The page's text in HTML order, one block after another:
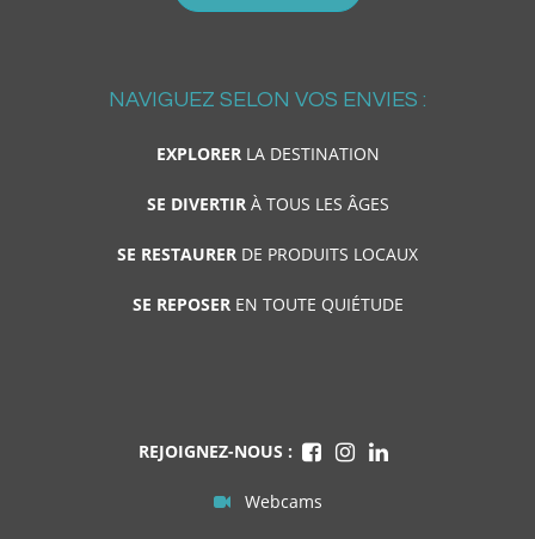
NAVIGUEZ SELON VOS ENVIES :
EXPLORERLA DESTINATION
SE DIVERTIRÀ TOUS LES ÂGES
SE RESTAURER DE PRODUITS LOCAUX
SE REPOSEREN TOUTE QUIÉTUDE
REJOIGNEZ-NOUS :
Webcams